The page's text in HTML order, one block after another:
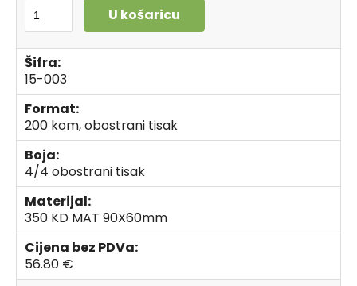
U košaricu
Šifra:
15-003
Format:
200 kom, obostrani tisak
Boja:
4/4 obostrani tisak
Materijal:
350 KD MAT 90X60mm
Cijena bez PDVa:
56.80 €